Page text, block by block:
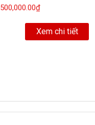
0
500,000.00₫
Xem chi tiết